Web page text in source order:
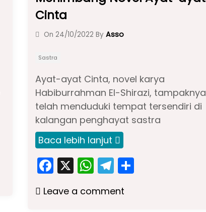
Cinta
On 24/10/2022 By Asso
Sastra
Ayat-ayat Cinta, novel karya
Habiburrahman El-Shirazi, tampaknya
telah menduduki tempat tersendiri di
kalangan penghayat sastra
Baca lebih lanjut
F
a
c
X W
h
a
T
el
e
Leave a comment